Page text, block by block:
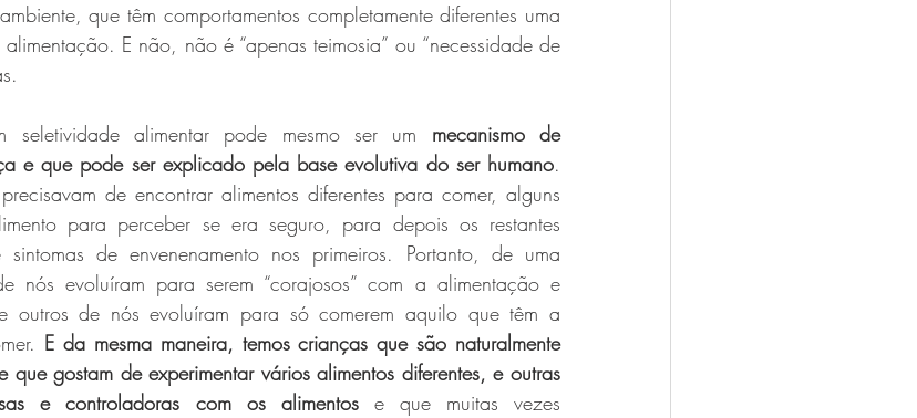
que têm comportamentos completamente diferentes uma
E não, não é “apenas teimosia” ou “necessidade de
alimentar pode mesmo ser um mecanismo de
e que pode ser explicado pela base evolutiva do ser humano.
de encontrar alimentos diferentes para comer, alguns
para perceber se era seguro, para depois os restantes
de envenenamento nos primeiros. Portanto, de uma
nós evoluíram para serem “corajosos” com a alimentação e
outros de nós evoluíram para só comerem aquilo que têm a
E da mesma maneira, temos crianças que são naturalmente
gostam de experimentar vários alimentos diferentes, e outras
e controladoras com os alimentos e que muitas vezes